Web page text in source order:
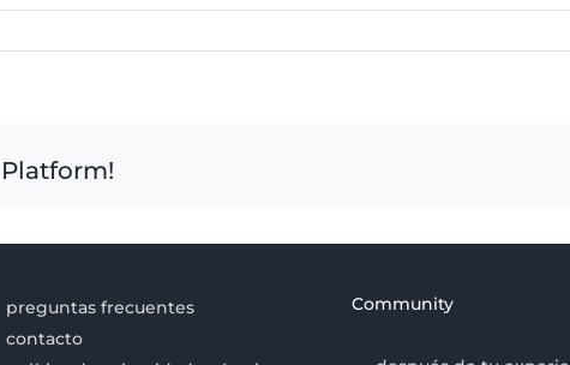
Platform!
preguntas frecuentes
contacto
Community